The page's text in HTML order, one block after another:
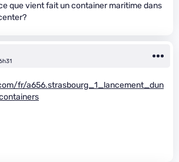
ce que vient fait un container maritime dans
fr/a656.strasbourg_1_lancement_dun